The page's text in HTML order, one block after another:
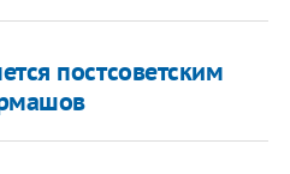
постсоветским